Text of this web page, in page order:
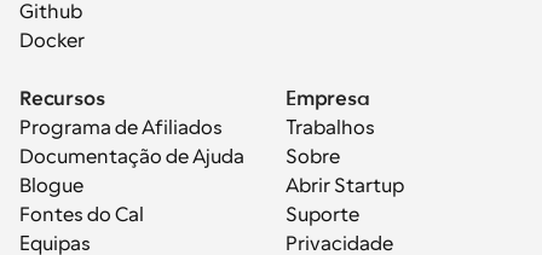
Github
Docker
Recursos
Programa de Afiliados
Documentação de Ajuda
Blogue
Fontes do Cal
Equipas
Empresa
Trabalhos
Sobre
Abrir Startup
Suporte
Privacidade